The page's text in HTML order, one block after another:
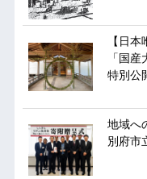
【日
「国
特別公
地域へ
別府市